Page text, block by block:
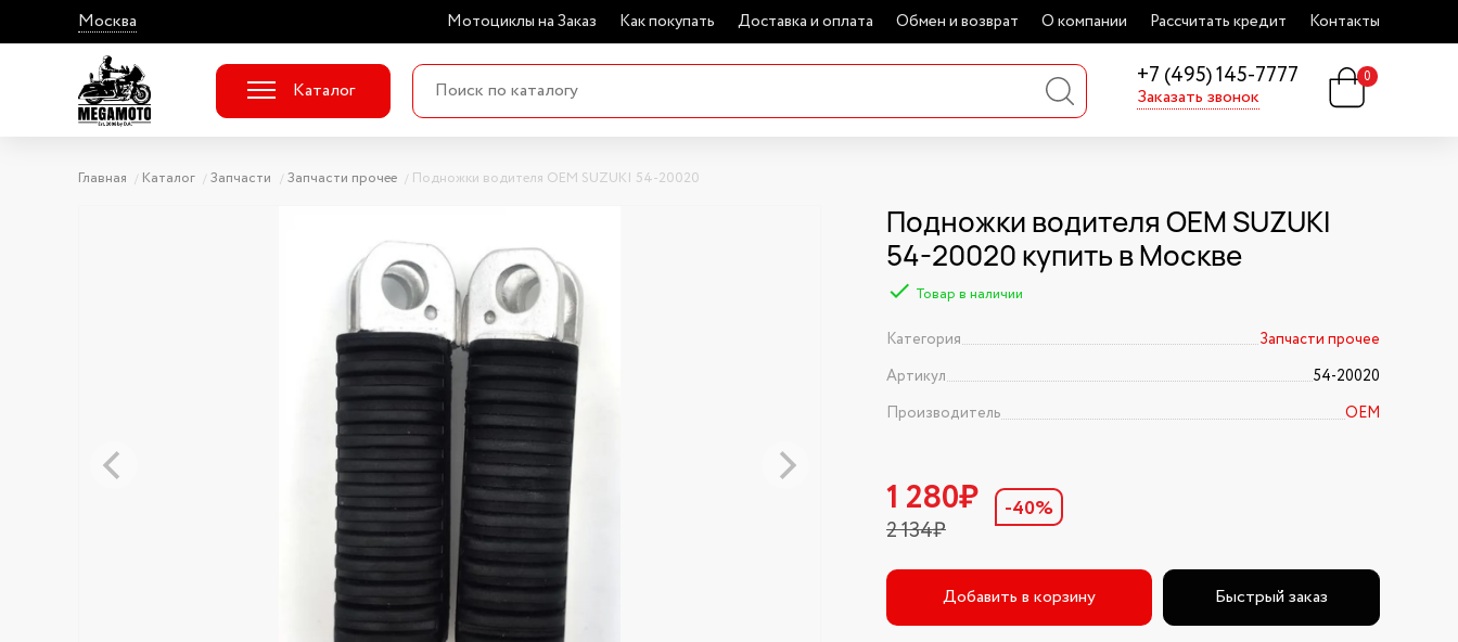
Москва Мотоциклы на Заказ Как покупать Доставка и оплата Обмен и возврат О компании Рассчитать кредит Контакты
+7 (495) 145-7777
Заказать звонок
Каталог
0
Главная Каталог Запчасти Запчасти прочее Подножки водителя OEM SUZUKI 54-20020
Подножки водителя OEM SUZUKI
54-20020 купить в Москве
Товар в наличии
Категория
Запчасти прочее
Артикул
54-20020
Производитель
OEM
1 280₽
2 134₽
-40%
Добавить в корзину Быстрый заказ